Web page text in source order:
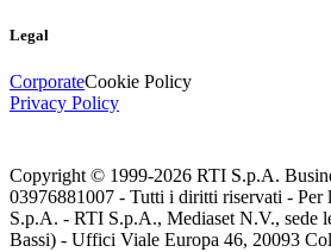
Legal
CorporateCookie Policy
Privacy Policy
Copyright © 1999-2026 RTI S.p.A.
03976881007 - Tutti i diritti riservati - Per
S.p.A. - RTI S.p.A., Mediaset N.V., sede
Bassi) - Uffici Viale Europa 46, 20093